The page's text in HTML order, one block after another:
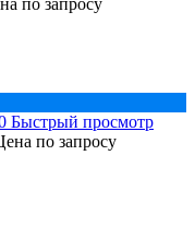
по запросу
Быстрый просмотр
по запросу